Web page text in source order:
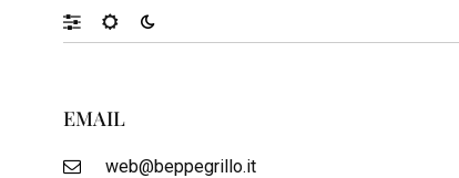
EMAIL
web@beppegrillo.it